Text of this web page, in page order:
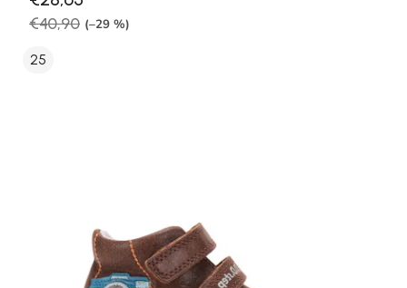
€40,90 (–29 %)
25